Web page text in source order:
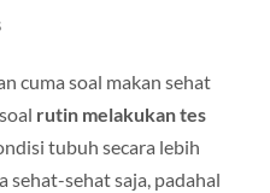
cuma soal makan sehat
rutin melakukan tes
tubuh secara lebih
sehat-sehat saja, padahal